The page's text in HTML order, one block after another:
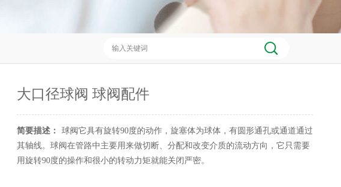
大口径球阀 球阀配件
简要描述：
球阀它具有旋转90度的动作，旋塞体为球体，有圆形通孔或通道通过
其轴线。球阀在管路中主要用来做切断、分配和改变介质的流动方向，它只需要
用旋转90度的操作和很小的转动力矩就能关闭严密。